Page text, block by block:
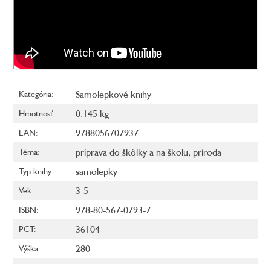
Kategória: Samolepkové knihy
Hmotnosť: 0.145 kg
EAN: 9788056707937
Téma: príprava do škôlky a na školu, príroda
Typ knihy: samolepky
Vek: 3-5
ISBN: 978-80-567-0793-7
PCT: 36104
Výška: 280